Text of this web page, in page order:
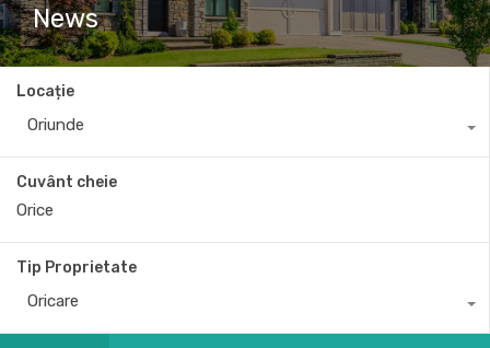
News
Locație
Oriunde
Cuvânt cheie
Tip Proprietate
Oricare